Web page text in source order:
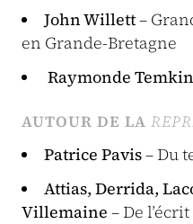
John Willett–
en Grande-Bretagne
Raymonde
AUTOUR DE LA
Patrice Pavis– Du
Attias, Derrida,
Villemaine – De